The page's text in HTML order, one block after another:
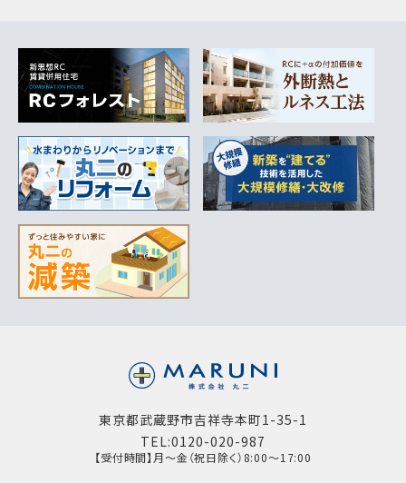
東京都武蔵野市吉祥寺本町1-35-1
TEL:0120-020-987
【受付時間】月～金（祝日除く）8:00～17:00